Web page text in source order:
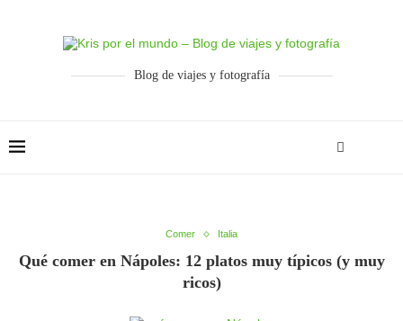
Blog de viajes y fotografía
Comer Italia
Qué comer en Nápoles: 12 platos muy típicos (y muy
ricos)